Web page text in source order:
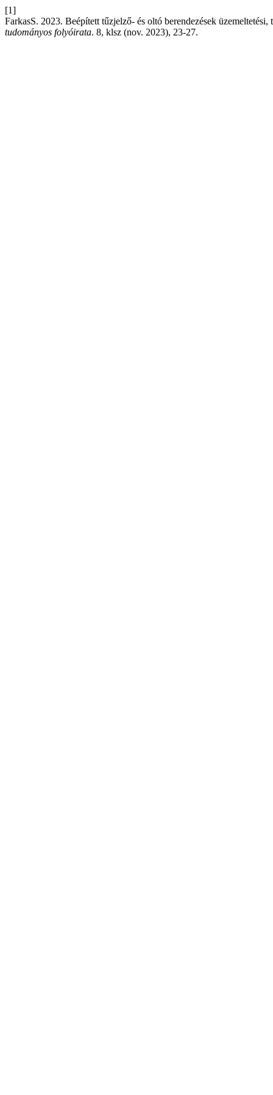
[1]
FarkasS. 2023. Beépített tűzjelző- és oltó berendezések üzemeltetési,
tudományos folyóirata. 8, klsz (nov. 2023), 23-27.